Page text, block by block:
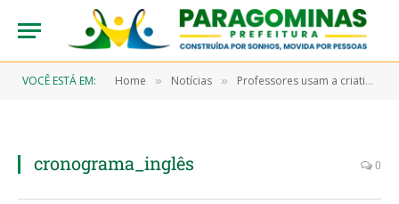
VOCÊ ESTÁ EM: Home » Notícias » Professores usam a criatividade para avaliar seus alunos
cronograma_inglês 0